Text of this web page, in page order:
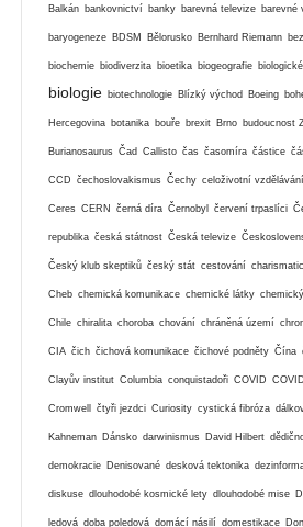
Balkán bankovnictví banky barevná televize barevné
baryogeneze BDSM Bělorusko Bernhard Riemann
biochemie biodiverzita bioetika biogeografie
biologie biotechnologie Blízký východ Boeing
Hercegovina botanika bouře brexit Brno budoucnost
Burianosaurus Čad Callisto čas časomíra částice
CCD čechoslovakismus Čechy celoživotní vzdělávání
Ceres CERN černá díra Černobyl červení trpaslíci
republika česká státnost Česká televize
Český klub skeptiků český stát cestování
Cheb chemická komunikace chemické látky
Chile chiralita choroba chování chráněná území
CIA čich čichová komunikace čichové podněty Čína
Clayův institut Columbia conquistadoři COVID
Cromwell čtyři jezdci Curiosity cystická fibróza
Kahneman Dánsko darwinismus David Hilbert
demokracie Denisované desková tektonika
diskuse dlouhodobé kosmické lety dlouhodobé mise
ledová doba poledová domácí násilí domestikace